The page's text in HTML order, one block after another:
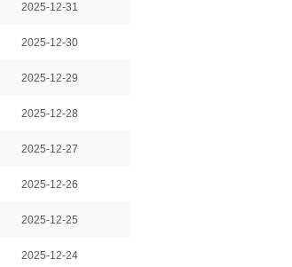
2025-12-31
2025-12-30
2025-12-29
2025-12-28
2025-12-27
2025-12-26
2025-12-25
2025-12-24